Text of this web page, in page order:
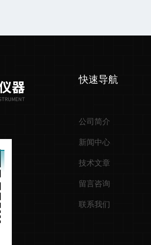
快速导航
公司简介
新闻中心
技术文章
留言咨询
联系我们